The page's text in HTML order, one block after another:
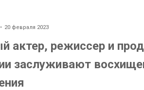
20 февраля 2023
актер, режиссер и
заслуживают